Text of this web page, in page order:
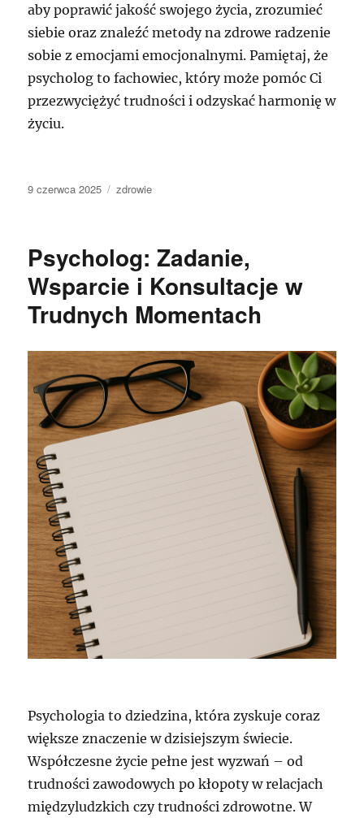
aby poprawić jakość swojego życia, zrozumieć
siebie oraz znaleźć metody na zdrowe radzenie
sobie z emocjami emocjonalnymi. Pamiętaj, że
psycholog to fachowiec, który może pomóc Ci
przezwyciężyć trudności i odzyskać harmonię w
życiu.
Data
9 czerwca 2025 Kategorie
zdrowie
Psycholog: Zadanie,
Wsparcie i Konsultacje w
Trudnych Momentach
Psychologia to dziedzina, która zyskuje coraz
większe znaczenie w dzisiejszym świecie.
Współczesne życie pełne jest wyzwań – od
trudności zawodowych po kłopoty w relacjach
międzyludzkich czy trudności zdrowotne. W